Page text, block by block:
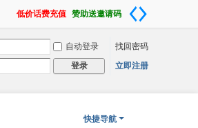
低价话费充值 赞助送邀请码
自动登录
找回密码
登录 立即注册
快捷导航